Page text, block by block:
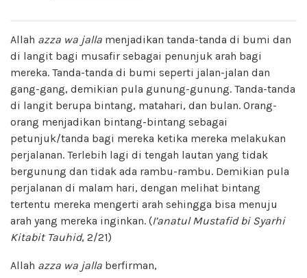
Allah azza wa jalla menjadikan tanda-tanda di bumi dan
di langit bagi musafir sebagai penunjuk arah bagi
mereka. Tanda-tanda di bumi seperti jalan-jalan dan
gang-gang, demikian pula gunung-gunung. Tanda-tanda
di langit berupa bintang, matahari, dan bulan. Orang-
orang menjadikan bintang-bintang sebagai
petunjuk/tanda bagi mereka ketika mereka melakukan
perjalanan. Terlebih lagi di tengah lautan yang tidak
bergunung dan tidak ada rambu-rambu. Demikian pula
perjalanan di malam hari, dengan melihat bintang
tertentu mereka mengerti arah sehingga bisa menuju
arah yang mereka inginkan. (I’anatul Mustafid bi Syarhi
Kitabit Tauhid, 2/21)
Allah azza wa jalla berfirman,